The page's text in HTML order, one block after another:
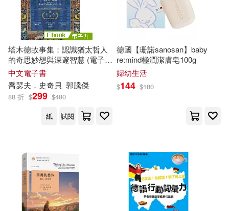
湯瑪斯．阿諾德(2)
潔思敏．舍費爾(2)
潔思．貝克(2) 潔米欣(2)
潔米辛(2)
猿渡步(2)
王琿（主編）(2)
采實文化(5) 重慶出版社(5)
雲南大學出版社(5)
PCuSER電腦人文化(4)
Universal(4)
warner music(4)
中南大學出版社(4)
塔木德故事集：認識猶太哲人
的奇思妙想與深邃智慧 (電子
書)
中文電子書
喬瑟夫．史奇貝 郭騰傑
88 折 $299 $480
紙
試閱
德國【珊諾sanosan】baby
re:mind極潤潔膚皂100g
婦幼生活
$144 $180